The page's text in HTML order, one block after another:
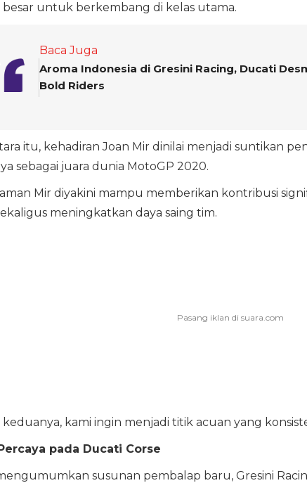
besar untuk berkembang di kelas utama.
Baca Juga
Aroma Indonesia di Gresini Racing, Ducati
Bold Riders
itu, kehadiran Joan Mir dinilai menjadi suntikan
sebagai juara dunia MotoGP 2020.
Mir diyakini mampu memberikan kontribusi
meningkatkan daya saing tim.
kami ingin menjadi titik acuan yang
pada Ducati Corse
susunan pembalap baru, Gresini